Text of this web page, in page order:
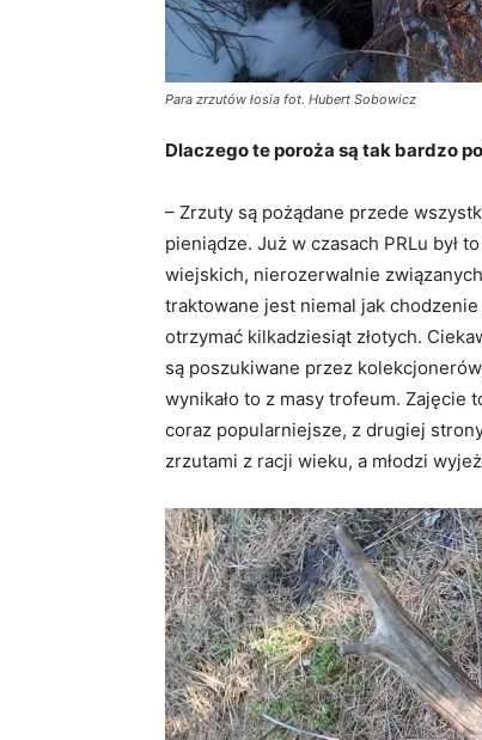
Para zrzutów łosia fot. Hubert Sobowicz
Dlaczego te poroża są tak bardzo
– Zrzuty są pożądane przede
pieniądze. Już w czasach PRLu był
wiejskich, nierozerwalnie
traktowane jest niemal jak
otrzymać kilkadziesiąt złotych.
są poszukiwane przez
wynikało to z masy trofeum.
coraz popularniejsze, z drugiej
zrzutami z racji wieku, a młodzi